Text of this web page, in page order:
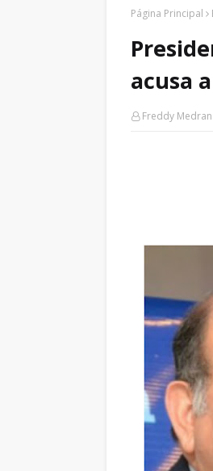
Página Principal
acusa
Freddy